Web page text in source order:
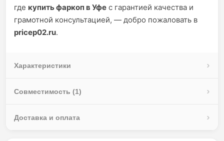
где купить фаркоп в Уфе с гарантией качества и
грамотной консультацией, — добро пожаловать в
pricep02.ru.
Характеристики
Совместимость (1)
Доставка и оплата